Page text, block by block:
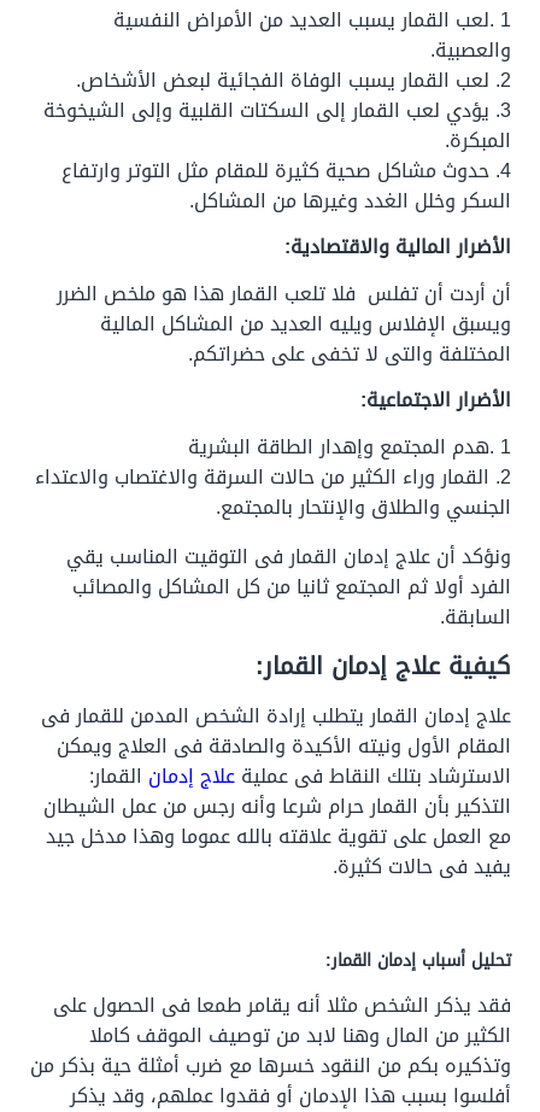
1 .لعب القمار يسبب العديد من الأمراض النفسية
والعصبية.
2. لعب القمار يسبب الوفاة الفجائية لبعض الأشخاص.
3. يؤدي لعب القمار إلى السكتات القلبية وإلى الشيخوخة
المبكرة.
4. حدوث مشاكل صحية كثيرة للمقام مثل التوتر وارتفاع
السكر وخلل الغدد وغيرها من المشاكل.
الأضرار المالية والاقتصادية:
أن أردت أن تفلس فلا تلعب القمار هذا هو ملخص الضرر
ويسبق الإفلاس ويليه العديد من المشاكل المالية
المختلفة والتى لا تخفى على حضراتكم.
الأضرار الاجتماعية:
1 .هدم المجتمع وإهدار الطاقة البشرية
2. القمار وراء الكثير من حالات السرقة والاغتصاب والاعتداء
الجنسي والطلاق والإنتحار بالمجتمع.
ونؤكد أن علاج إدمان القمار فى التوقيت المناسب يقي
الفرد أولا ثم المجتمع ثانيا من كل المشاكل والمصائب
السابقة.
كيفية علاج إدمان القمار:
علاج إدمان القمار يتطلب إرادة الشخص المدمن للقمار فى
المقام الأول ونيته الأكيدة والصادقة فى العلاج ويمكن
الاسترشاد بتلك النقاط فى عمليةعلاج إدمان القمار:
التذكير بأن القمار حرام شرعا وأنه رجس من عمل الشيطان
مع العمل على تقوية علاقته بالله عموما وهذا مدخل جيد
يفيد فى حالات كثيرة.
تحليل أسباب إدمان القمار:
فقد يذكر الشخص مثلا أنه يقامر طمعا فى الحصول على
الكثير من المال وهنا لابد من توصيف الموقف كاملا
وتذكيره بكم من النقود خسرها مع ضرب أمثلة حية بذكر من
أفلسوا بسبب هذا الإدمان أو فقدوا عملهم، وقد يذكر